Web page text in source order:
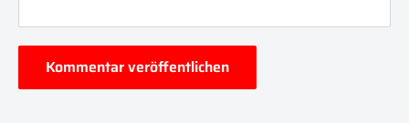
Kommentar veröffentlichen